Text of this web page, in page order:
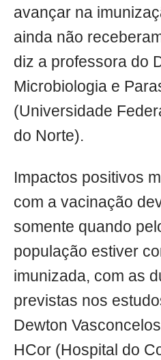
avançar na
ainda não
diz a professora do
Microbiologia e
(Universidade
do Norte).
Impactos positivos
com a vacinação
somente quando
população estiver
imunizada, com as
previstas nos
Dewton
HCor (Hospital do